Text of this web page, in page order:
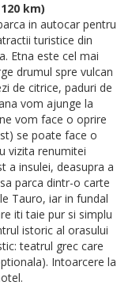
km)
in autocar pentru
turistice din
Etna este cel mai
drumul spre vulcan
de citrice, paduri de
vom ajunge la
vom face o oprire
se poate face o
vizita renumitei
a insulei, deasupra a
parca dintr-o carte
Tauro, iar in fundal
iti taie pur si simplu
istoric al orasului
teatrul grec care
Intoarcere la